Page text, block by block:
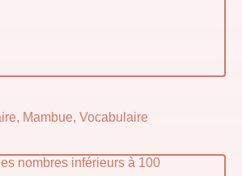
Mambue, Vocabulaire